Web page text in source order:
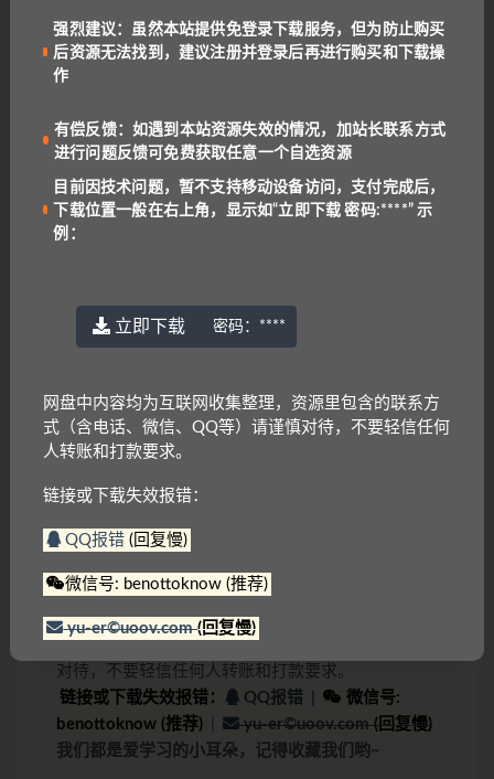
目前因技术问题，暂不支持移动设备访问，
支付完成后，下载位置一般在右上角，显示
如“立即下载 密码:****”
但为防止购买后资源无法找到，建议注册并
登录后再进行购买和下载操作
有偿反馈：如遇到本站资源失效的情况，加
站长联系方式进行问题反馈可免费获取任意
一个自选资源
源是高价购来低价分享，2.防止专门卖资源的人投诉
资源，3.本站独家资源
答：目前因技术问题，暂不支持移动设备访问，支付
后下载位置一般在右上角，显示为“立即下载 密
码:****”
问： 为什么有些解压包会有密码？
www.yu-er.com ，
文件，甚至可能会产生额外的费用。
温馨提示2：网盘中内容均为互联网收集整理，资源
里包含的联系方式（含电话、微信、QQ等）请谨慎
对待，不要轻信任何人转账和打款要求。
链接或下载失效报错：
QQ报错
微信号:
benottoknow (推荐)
yu-er©uoov.com(回复慢)
我们都是爱学习的小耳朵，记得收藏我们哟~
强烈建议：虽然本站提供免登录下载服务，但为防止购买
后资源无法找到，建议注册并登录后再进行购买和下载操
作
有偿反馈：如遇到本站资源失效的情况，加站长联系方式
进行问题反馈可免费获取任意一个自选资源
目前因技术问题，暂不支持移动设备访问，支付完成后，
下载位置一般在右上角，显示如“立即下载 密码:****” 示
例：
立即下载 密码： ****
网盘中内容均为互联网收集整理，资源里包含的联系方
式（含电话、微信、QQ等）请谨慎对待，不要轻信任何
人转账和打款要求。
链接或下载失效报错：
QQ报错(回复慢)
微信号: benottoknow (推荐)
yu-er©uoov.com(回复慢)